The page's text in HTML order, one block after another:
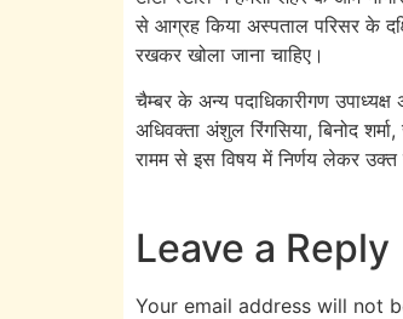
से आग्रह किया अस्पताल परिसर के
रखकर खोला जाना चाहिए।
चैम्बर के अन्य पदाधिकारीगण
अधिवक्ता अंशुल रिंगसिया, बिनोद
रामम से इस विषय में निर्णय लेकर
Leave a Reply
Your email address will not